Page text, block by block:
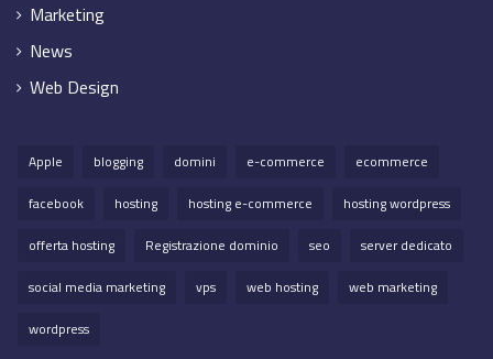
Marketing
News
Web Design
Apple blogging domini e-commerce
ecommerce
facebook
hosting hosting e-commerce
hosting wordpress
offerta hosting
Registrazione dominio seo
server dedicato
social media marketing
vps web hosting
web marketing
wordpress